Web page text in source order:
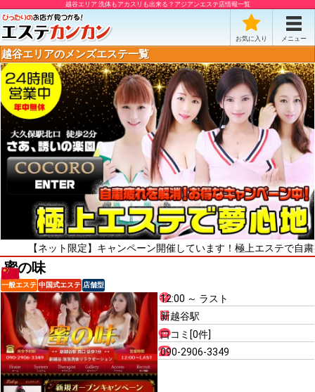
越谷エリア 洗体もアカスリも出来る？アジアンエステ店情報一覧
お気に入り メニュー
越谷エリアのメンズエステ一覧
ット限定】キャンペーン開催しています！極上エステで自粛疲れを
蜜の味
一般エステ 中国式エステ 店舗型
12:00 ～ ラスト
新越谷駅
口コミ[0件]
090-2906-3349